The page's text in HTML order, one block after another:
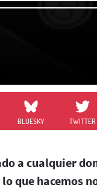
BLUESKY TWITTER
a cualquier
que hacemos